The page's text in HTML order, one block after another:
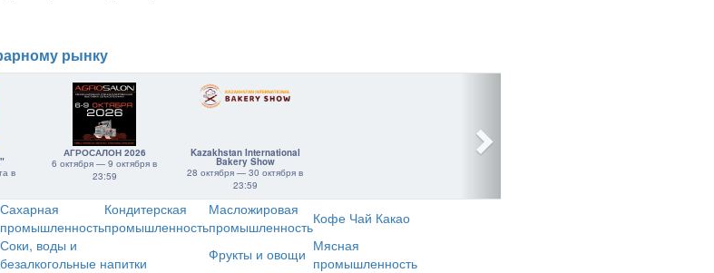
рынку
в
АГРОСАЛОН 2026
6 октября — 9 октября в
23:59
Kazakhstan International
Bakery Show
28 октября — 30 октября в
23:59
Сахарная
промышленность
Кондитерская
промышленность
Масложировая
промышленностьКофе Чай Какао
Соки, воды и
безалкогольные напитки
Фрукты и овощи Мясная
промышленность